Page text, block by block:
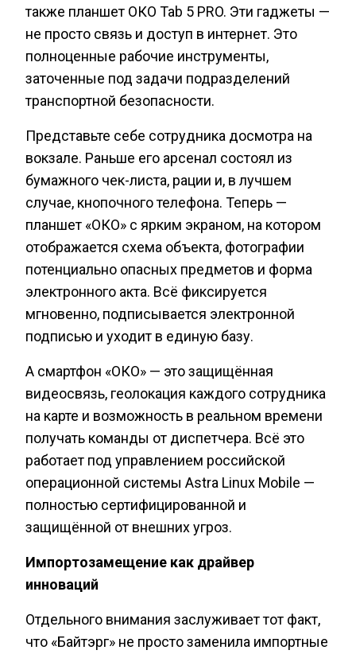
также планшет ОКО Tab 5 PRO. Эти гаджеты —
не просто связь и доступ в интернет. Это
полноценные рабочие инструменты,
заточенные под задачи подразделений
транспортной безопасности.
Представьте себе сотрудника досмотра на
вокзале. Раньше его арсенал состоял из
бумажного чек-листа, рации и, в лучшем
случае, кнопочного телефона. Теперь —
планшет «ОКО» с ярким экраном, на котором
отображается схема объекта, фотографии
потенциально опасных предметов и форма
электронного акта. Всё фиксируется
мгновенно, подписывается электронной
подписью и уходит в единую базу.
А смартфон «ОКО» — это защищённая
видеосвязь, геолокация каждого сотрудника
на карте и возможность в реальном времени
получать команды от диспетчера. Всё это
работает под управлением российской
операционной системы Astra Linux Mobile —
полностью сертифицированной и
защищённой от внешних угроз.
Импортозамещение как драйвер
инноваций
Отдельного внимания заслуживает тот факт,
что «Байтэрг» не просто заменила импортные